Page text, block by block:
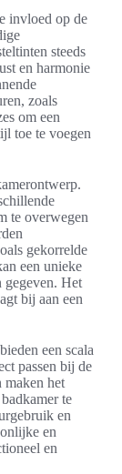
invloed op de
steeds
en harmonie
zoals
om een
toe te voegen
te overwegen
gekorrelde
een unieke
gegeven. Het
bij aan een
een scala
passen bij de
maken het
te
en
en
en